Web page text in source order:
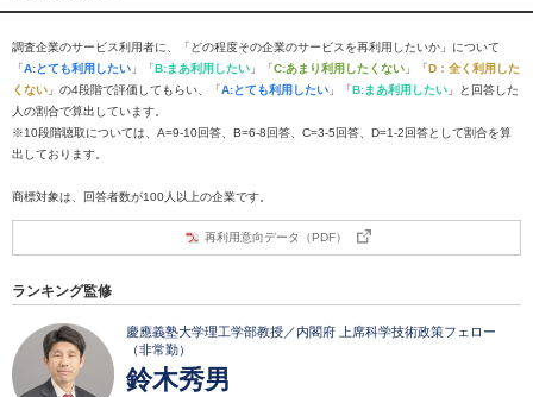
調査企業のサービス利用者に、「どの程度その企業のサービスを再利用したいか」について
「A:とても利用したい 」「B:まあ利用したい 」「C:あまり利用したくない 」「D：全く利用した
くない 」の4段階で評価してもらい、「A:とても利用したい 」「B:まあ利用したい 」と回答した
人の割合で算出しています。
※10段階聴取については、A=9-10回答、B=6-8回答、C=3-5回答、D=1-2回答として割合を算
出しております。
商標対象は、回答者数が100人以上の企業です。
再利用意向データ（PDF）
ランキング監修
慶應義塾大学理工学部教授／内閣府 上席科学技術政策フェロー
（非常勤）
鈴木秀男